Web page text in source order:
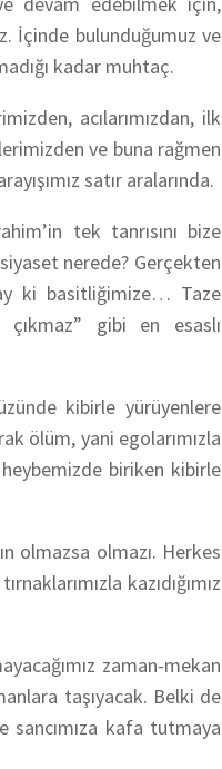
İçinde bulunduğumuz ve
kadar muhtaç.
acılarımızdan, ilk
ve buna rağmen
satır aralarında.
tek tanrısını bize
nerede? Gerçekten
ki basitliğimize… Taze
gibi en esaslı
kibirle yürüyenlere
ölüm, yani egolarımızla
biriken kibirle
olmazsa olmazı. Herkes
kazıdığımız
zaman-mekan
taşıyacak. Belki de
sancımıza kafa tutmaya